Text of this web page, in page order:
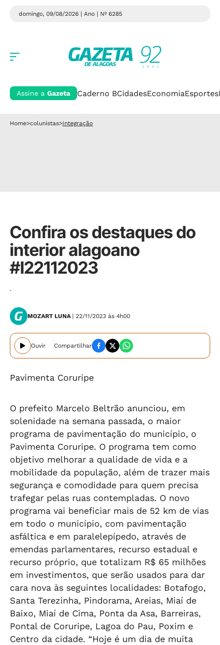
domingo, 09/08/2026 | Ano | Nº 6285
Assine a Gazeta Caderno BCidadesEconomiaEsportes
Home>colunistas>Integração
Confira os destaques do
interior alagoano
#I22112023
.
MOZART LUNA | 22/11/2023 às 4h00
Ouvir Compartilhar
Pavimenta Coruripe
O prefeito Marcelo Beltrão anunciou, em
solenidade na semana passada, o maior
programa de pavimentação do município, o
Pavimenta Coruripe. O programa tem como
objetivo melhorar a qualidade de vida e a
mobilidade da população, além de trazer mais
segurança e comodidade para quem precisa
trafegar pelas ruas contempladas. O novo
programa vai beneficiar mais de 52 km de vias
em todo o município, com pavimentação
asfáltica e em paralelepípedo, através de
emendas parlamentares, recurso estadual e
recurso próprio, que totalizam R$ 65 milhões
em investimentos, que serão usados para dar
cara nova às seguintes localidades: Botafogo,
Santa Terezinha, Pindorama, Areias, Miaí de
Baixo, Miaí de Cima, Ponta da Asa, Barreiras,
Pontal de Coruripe, Lagoa do Pau, Poxim e
Centro da cidade. “Hoje é um dia de muita